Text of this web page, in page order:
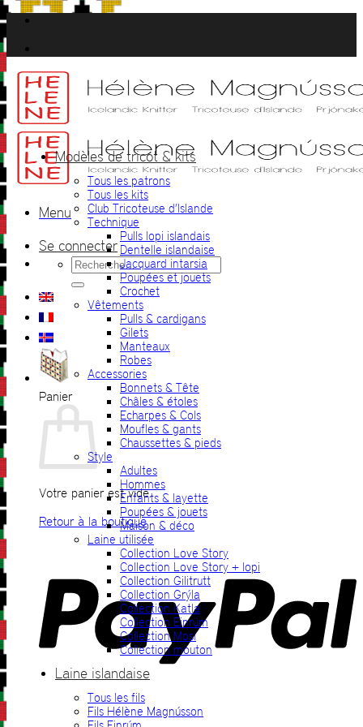
Passer
au
contenu
Menu
Se connecter
Recherche
pour :
Panier
Votre panier est vide.
Retour à la boutique
Modèles de tricot & kits
Tous les patrons
Tous les kits
Club Tricoteuse d’Islande
Technique
Pulls lopi islandais
Dentelle islandaise
Jacquard intarsia
Poupées et jouets
Crochet
Vêtements
Pulls & cardigans
Gilets
Manteaux
Robes
Accessories
Bonnets & Tête
Châles & étoles
Echarpes & Cols
Moufles & gants
Chaussettes & pieds
Style
Adultes
Hommes
Enfants & layette
Poupées & jouets
Maison & déco
Laine utilisée
Collection Love Story
Collection Love Story + lopi
Collection Gilitrutt
Collection Grýla
Collection Katla
Collection Einrúm
Collection Mosi
Collection mouton
Laine islandaise
Tous les fils
Fils Hélène Magnússon